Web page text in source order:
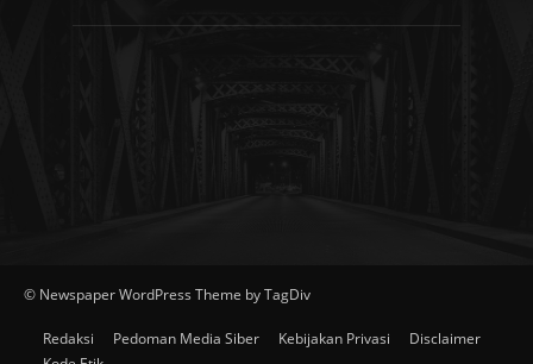
© Newspaper WordPress Theme by TagDiv
Redaksi Pedoman Media Siber Kebijakan Privasi
Disclaimer